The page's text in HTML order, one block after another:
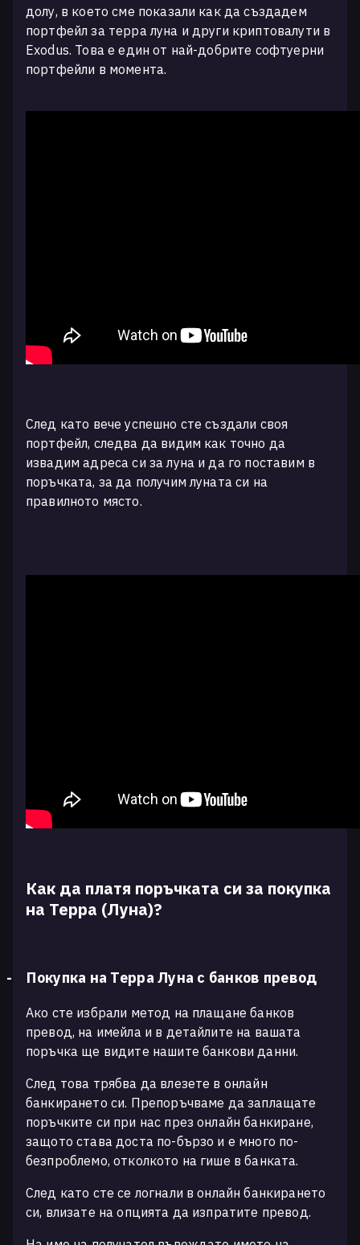
долу, в което сме показали как да създадем
портфейл за терра луна и други криптовалути в
Exodus. Това е един от най-добрите софтуерни
портфейли в момента.
След като вече успешно сте създали своя
портфейл, следва да видим как точно да
извадим адреса си за луна и да го поставим в
поръчката, за да получим луната си на
правилното място.
Как да платя поръчката си за покупка
на Терра (Луна)?
- Покупка на Терра Луна с банков превод
Ако сте избрали метод на плащане банков
превод, на имейла и в детайлите на вашата
поръчка ще видите нашите банкови данни.
След това трябва да влезете в онлайн
банкирането си. Препоръчваме да заплащате
поръчките си при нас през онлайн банкиране,
защото става доста по-бързо и е много по-
безпроблемо, отколкото на гише в банката.
След като сте се логнали в онлайн банкирането
си, влизате на опцията да изпратите превод.